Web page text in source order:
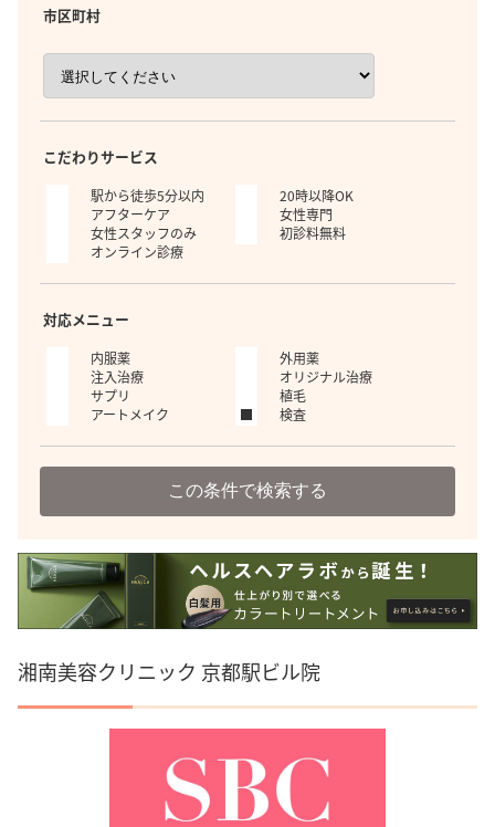
市区町村
こだわりサービス
駅から徒歩5分以内
20時以降OK
アフターケア
女性専門
女性スタッフのみ
初診料無料
オンライン診療
対応メニュー
内服薬
外用薬
注入治療
オリジナル治療
サプリ
植毛
アートメイク
検査
この条件で検索する
湘南美容クリニック 京都駅ビル院